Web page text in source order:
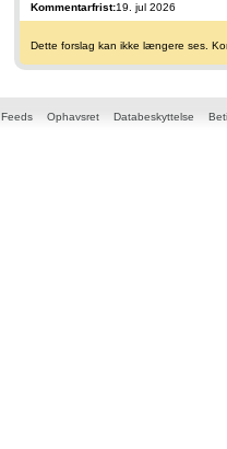
Kommentarfrist:19. jul 2026
Dette forslag kan ikke længere ses.
Feeds Ophavsret Databeskyttelse